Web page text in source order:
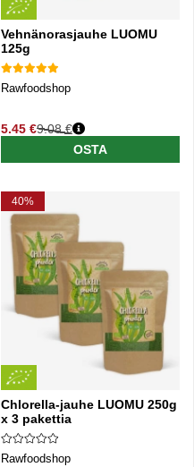
Vehnänorasjauhe LUOMU
125g
Rawfoodshop
5.45 €
Normaali hinta
9.08 €
OSTA
40%
Chlorella-jauhe LUOMU 250g
x 3 pakettia
Rawfoodshop